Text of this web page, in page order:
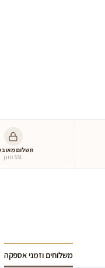
תשלום
SSL מוגן
משלוחים וזמני אספקה